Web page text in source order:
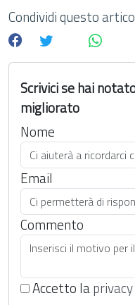
Condividi questo
Scrivici se hai
migliorato
Nome
Email
Commento
Accetto la